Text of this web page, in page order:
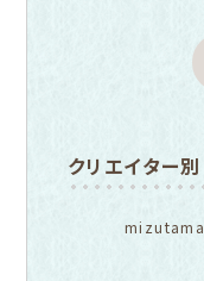
クリエイター別
mizutama